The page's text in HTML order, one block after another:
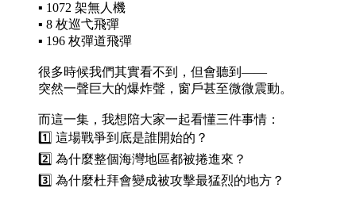
▪️ 1072 架無人機
▪️ 8 枚巡弋飛彈
▪️ 196 枚彈道飛彈
很多時候我們其實看不到，但會聽到——
突然一聲巨大的爆炸聲，窗戶甚至微微震動。
而這一集，我想陪大家一起看懂三件事情：
1️⃣ 這場戰爭到底是誰開始的？
2️⃣ 為什麼整個海灣地區都被捲進來？
3️⃣ 為什麼杜拜會變成被攻擊最猛烈的地方？